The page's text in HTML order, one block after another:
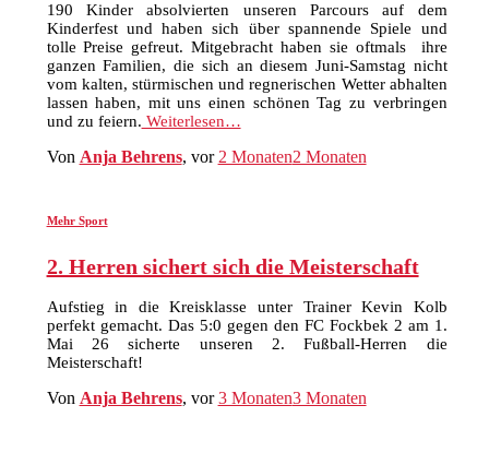
190 Kinder absolvierten unseren Parcours auf dem
Kinderfest und haben sich über spannende Spiele und
tolle Preise gefreut. Mitgebracht haben sie oftmals ihre
ganzen Familien, die sich an diesem Juni-Samstag nicht
vom kalten, stürmischen und regnerischen Wetter abhalten
lassen haben, mit uns einen schönen Tag zu verbringen
und zu feiern. Weiterlesen…
Von Anja Behrens, vor 2 Monaten2 Monaten
Mehr Sport
2. Herren sichert sich die Meisterschaft
Aufstieg in die Kreisklasse unter Trainer Kevin Kolb
perfekt gemacht. Das 5:0 gegen den FC Fockbek 2 am 1.
Mai 26 sicherte unseren 2. Fußball-Herren die
Meisterschaft!
Von Anja Behrens, vor3 Monaten3 Monaten